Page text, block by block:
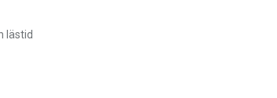
lästid